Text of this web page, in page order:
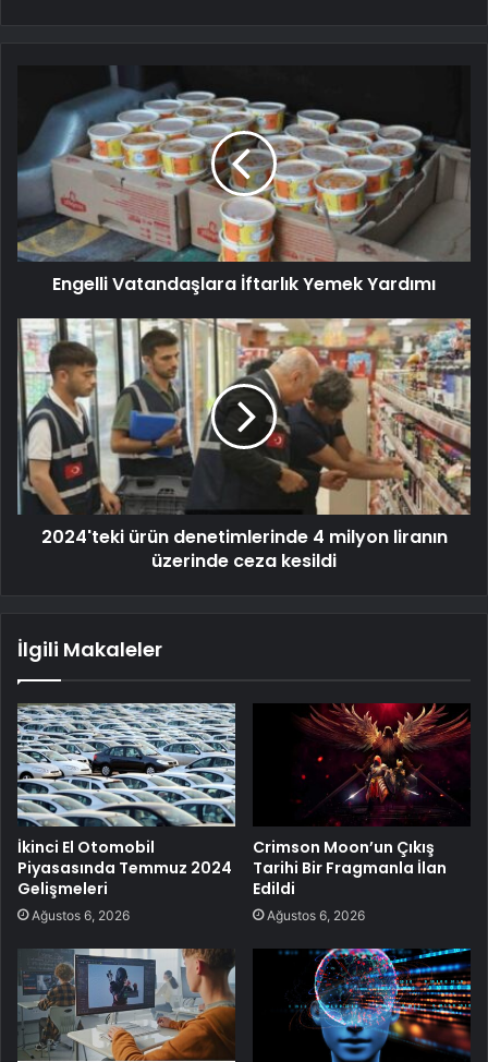
Engelli Vatandaşlara İftarlık Yemek Yardımı
2024'teki ürün denetimlerinde 4 milyon liranın
üzerinde ceza kesildi
İlgili Makaleler
İkinci El Otomobil
Piyasasında Temmuz 2024
Gelişmeleri
Ağustos 6, 2026
Crimson Moon’un Çıkış
Tarihi Bir Fragmanla İlan
Edildi
Ağustos 6, 2026